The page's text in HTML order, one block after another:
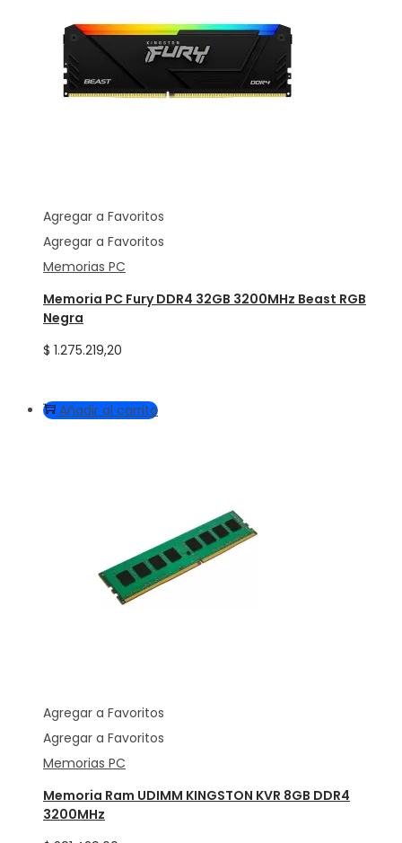
Agregar a Favoritos
Agregar a Favoritos
Memorias PC
Memoria PC Fury DDR4 32GB 3200MHz Beast RGB
Negra
$ 1.275.219,20
Añadir al carrito
Agregar a Favoritos
Agregar a Favoritos
Memorias PC
Memoria Ram UDIMM KINGSTON KVR 8GB DDR4
3200MHz